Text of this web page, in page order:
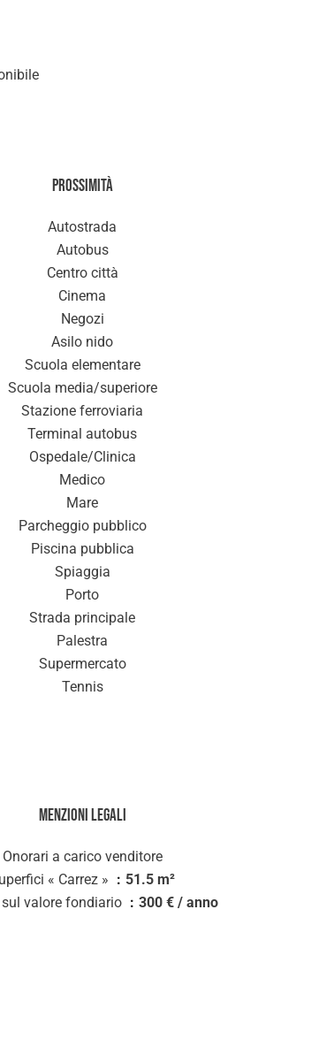
Prossimità
Autostrada
Autobus
Centro città
Cinema
Negozi
Asilo nido
Scuola elementare
Scuola media/superiore
Stazione ferroviaria
Terminal autobus
Ospedale/Clinica
Medico
Mare
Parcheggio pubblico
Piscina pubblica
Spiaggia
Porto
Strada principale
Palestra
Supermercato
Tennis
Menzioni legali
Onorari a carico venditore
« Carrez »
51.5 m²
valore fondiario
300 € / anno